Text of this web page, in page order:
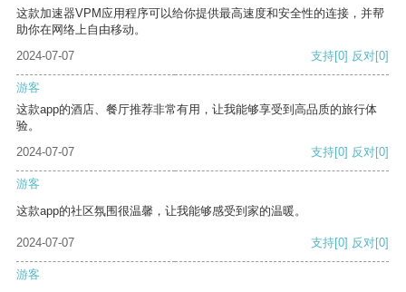
这款加速器VPM应用程序可以给你提供最高速度和安全性的连接，并帮
助你在网络上自由移动。
2024-07-07
支持[0] 反对[0]
游客
这款app的酒店、餐厅推荐非常有用，让我能够享受到高品质的旅行体
验。
2024-07-07
支持[0] 反对[0]
游客
这款app的社区氛围很温馨，让我能够感受到家的温暖。
2024-07-07 支持[0] 反对[0]
游客